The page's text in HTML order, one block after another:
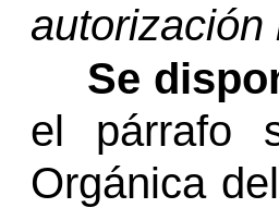
autorización
Se
el párrafo
Orgánica